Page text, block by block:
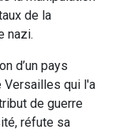
de la
nazi.
d’un pays
Versailles qui l'a
de guerre
réfute sa